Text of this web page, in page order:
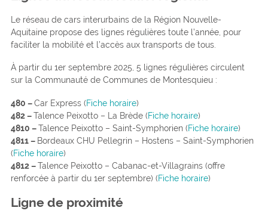
Le réseau de cars interurbains de la Région Nouvelle-
Aquitaine propose des lignes régulières toute l’année, pour
faciliter la mobilité et l’accès aux transports de tous.
À partir du 1er septembre 2025, 5 lignes régulières circulent
sur la Communauté de Communes de Montesquieu :
480 –Car Express (Fiche horaire)
482 –Talence Peixotto – La Brède (Fiche horaire)
4810 –Talence Peixotto – Saint-Symphorien (Fiche horaire)
4811 – Bordeaux CHU Pellegrin – Hostens – Saint-Symphorien
(Fiche horaire)
4812 –Talence Peixotto – Cabanac-et-Villagrains (offre
renforcée à partir du 1er septembre) (Fiche horaire)
Ligne de proximité